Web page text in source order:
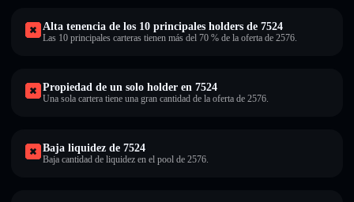
Alta tenencia de los 10 principales holders de 7524
Las 10 principales carteras tienen más del 70 % de la oferta de 2576.
Propiedad de un solo holder en 7524
Una sola cartera tiene una gran cantidad de la oferta de 2576.
Baja liquidez de 7524
Baja cantidad de liquidez en el pool de 2576.